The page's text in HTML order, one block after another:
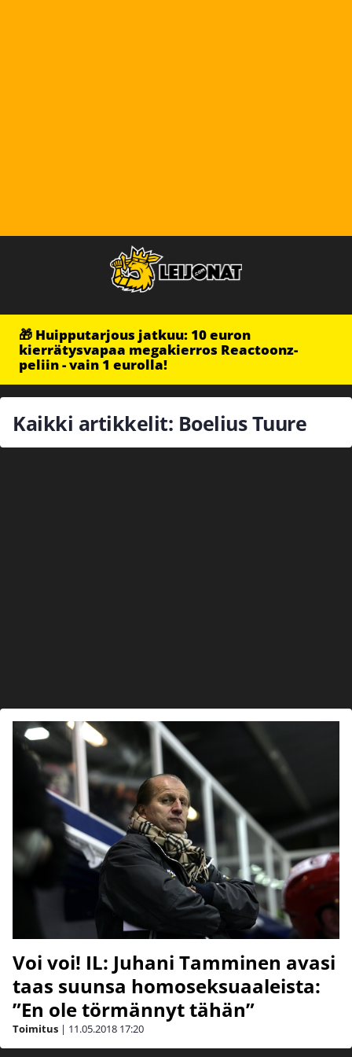
🎁 Huipputarjous jatkuu: 10 euron
kierrätysvapaa megakierros Reactoonz-
peliin - vain 1 eurolla!
Kaikki artikkelit: Boelius Tuure
Voi voi! IL: Juhani Tamminen avasi
taas suunsa homoseksuaaleista:
”En ole törmännyt tähän”
Toimitus | 11.05.2018 17:20